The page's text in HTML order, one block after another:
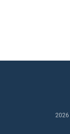
2026